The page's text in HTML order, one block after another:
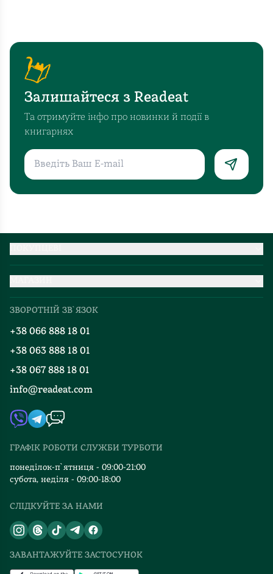
Залишайтеся з Readeat
Та отримуйте інфо про новинки й події в
книгарнях
Про нас
Добірки
Блог
Події
Книгарні
Контакти
Автори
Видавництва
Відгуки та оцінка RDT
Партнерство
ЗВОРОТНІЙ ЗВ`ЯЗОК
+38 066 888 18 01
+38 063 888 18 01
+38 067 888 18 01
info@readeat.com
ГРАФІК РОБОТИ СЛУЖБИ ТУРБОТИ
понеділок-п`ятниця - 09:00-21:00
субота, неділя - 09:00-18:00
СЛІДКУЙТЕ ЗА НАМИ
ЗАВАНТАЖУЙТЕ ЗАСТОСУНОК